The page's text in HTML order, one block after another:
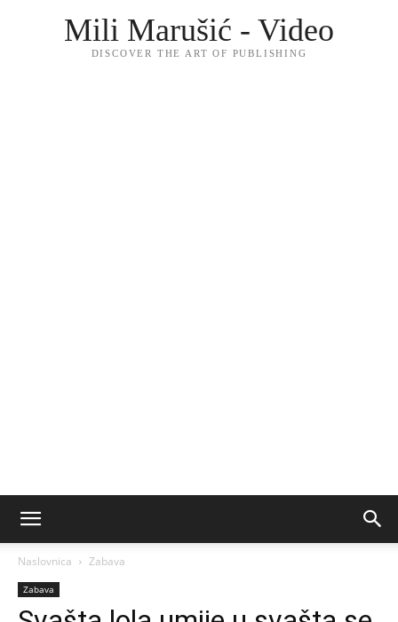
Mili Marušić - Video
DISCOVER THE ART OF PUBLISHING
Naslovnica Zabava
Zabava